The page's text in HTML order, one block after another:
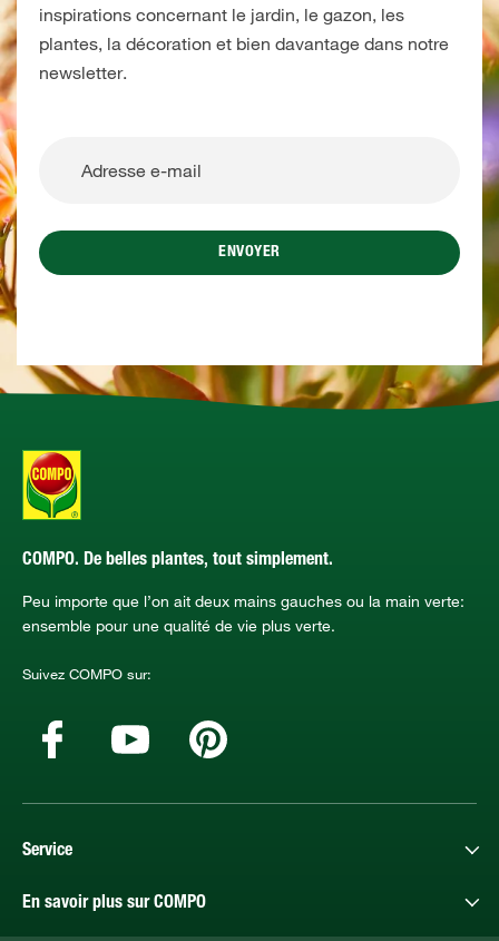
inspirations concernant le jardin, le gazon, les
plantes, la décoration et bien davantage dans notre
newsletter.
ENVOYER
COMPO. De belles plantes, tout simplement.
Peu importe que l’on ait deux mains gauches ou la main verte:
ensemble pour une qualité de vie plus verte.
Suivez COMPO sur:
Service
En savoir plus sur COMPO